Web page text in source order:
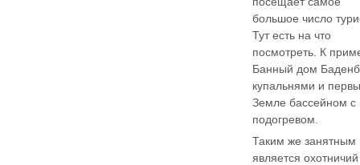
большое число
Тут есть на что
посмотреть. К
Банный дом
купальнями и
Земле бассейном с
подогревом.
Таким же занятным
является охотничий